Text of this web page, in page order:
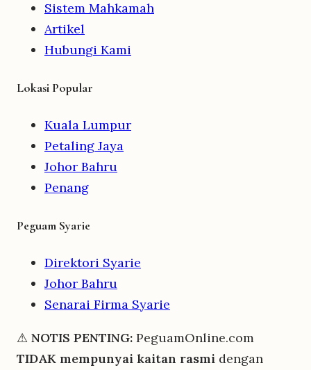
Sistem Mahkamah
Artikel
Hubungi Kami
Lokasi Popular
Kuala Lumpur
Petaling Jaya
Johor Bahru
Penang
Peguam Syarie
Direktori Syarie
Johor Bahru
Senarai Firma Syarie
⚠ NOTIS PENTING: PeguamOnline.com
TIDAK mempunyai kaitan rasmi dengan